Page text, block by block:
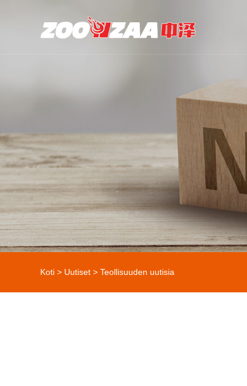
Koti > Uutiset >Teollisuuden uutisia